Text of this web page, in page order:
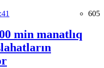
605
min manatlıq